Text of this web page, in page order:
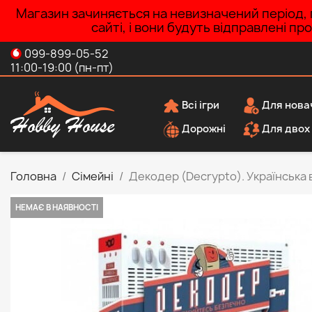
Магазин зачиняється на невизначений
сайті, і вони будуть відправлені
099-899-05-52
11:00-19:00 (пн-пт)
Всі ігри
Для
Дорожні
Для двох
Головна Сімейні Декодер (Decrypto). Українська
НЕМАЄ В НАЯВНОСТІ